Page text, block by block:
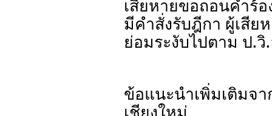
เสียหายขอถอนคำร้
มีคำสั่งรับฎีกา ผู้เสี
ย่อมระงับไปตาม ป.วิ
ข้อแนะนำเพิ่มเติมจ